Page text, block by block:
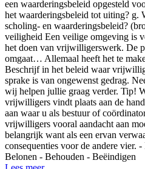
een waarderingsbeleid opgesteld
het waarderingsbeleid tot uiting?
scholing- en waarderingsbeleid?
veiligheid Een veilige omgeving is
het doen van vrijwilligerswerk. De
omgaat… Allemaal heeft het te
Beschrijf in het beleid waar
sprake is van ongewenst gedrag.
wij helpen jullie graag verder. Tip!
vrijwilligers vindt plaats aan de
aan waar u als bestuur of
vrijwilligers vooral aandacht aan
belangrijk want als een ervan
consequenties voor de andere vier.
Belonen - Behouden - Beëindigen